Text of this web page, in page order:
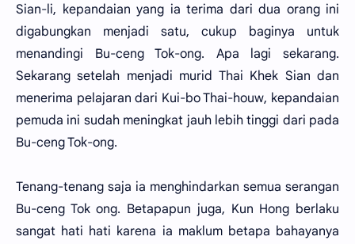
Sian-li, kepandaian yang ia terima dari dua orang ini
digabungkan menjadi satu, cukup baginya untuk
menandingi Bu-ceng Tok-ong. Apa lagi sekarang.
Sekarang setelah menjadi murid Thai Khek Sian dan
menerima pelajaran dari Kui-bo Thai-houw, kepandaian
pemuda ini sudah meningkat jauh lebih tinggi dari pada
Bu-ceng Tok-ong.
Tenang-tenang saja ia menghindarkan semua serangan
Bu-ceng Tok ong. Betapapun juga, Kun Hong berlaku
sangat hati hati karena ia maklum betapa bahayanya